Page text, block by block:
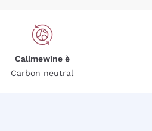
Callmewine è
Carbon neutral